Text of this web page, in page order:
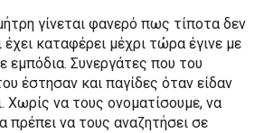
γίνεται φανερό πως τίποτα δεν
έχει καταφέρει μέχρι τώρα έγινε με
εμπόδια. Συνεργάτες που του
έστησαν και παγίδες όταν είδαν
Χωρίς να τους ονοματίσουμε, να
πρέπει να τους αναζητήσει σε